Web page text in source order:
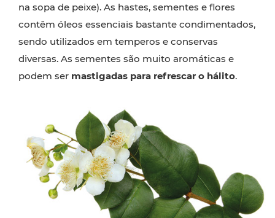
na sopa de peixe). As hastes, sementes e flores
contêm óleos essenciais bastante condimentados,
sendo utilizados em temperos e conservas
diversas. As sementes são muito aromáticas e
podem ser mastigadas para refrescar o hálito.